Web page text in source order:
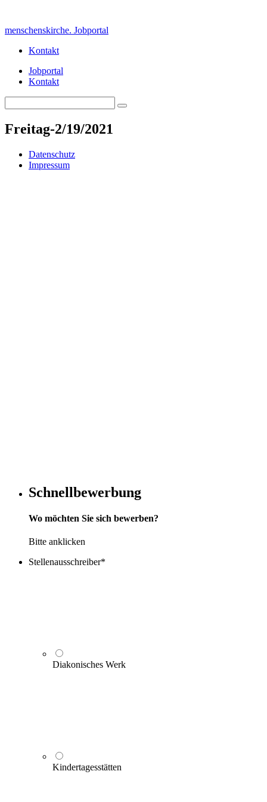
content
menschenskirche. Jobportal
Kontakt
Jobportal
Kontakt
for:
Search
Freitag-2/19/2021
Datenschutz
Impressum
Schnellbewerbung
Wo möchten Sie sich bewerben?
Bitte anklicken
Stellenausschreiber*
Diakonisches Werk
Kindertagesstätten